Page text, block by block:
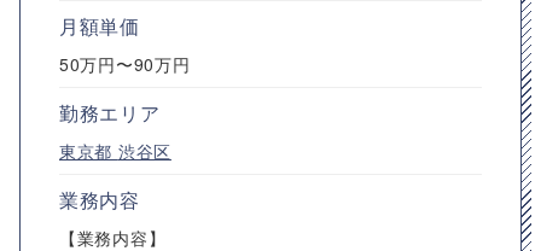
月額単価
50万円〜90万円
勤務エリア
東京都 渋谷区
業務内容
【業務内容】